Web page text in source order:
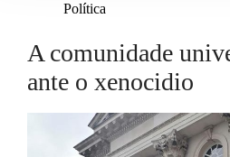
Política
A comunidade
ante o xenocidio